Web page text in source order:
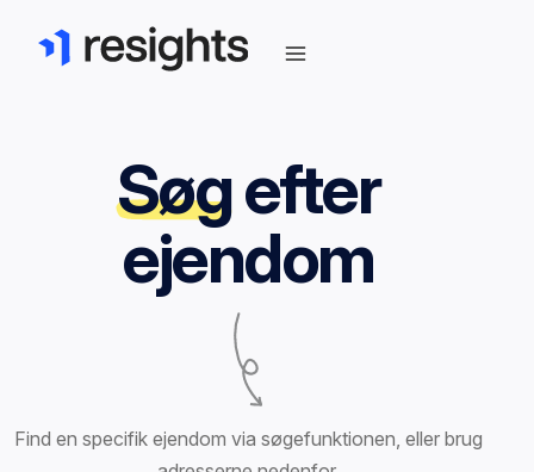
Søgefter
ejendom
Find en specifik ejendom via søgefunktionen, eller brug